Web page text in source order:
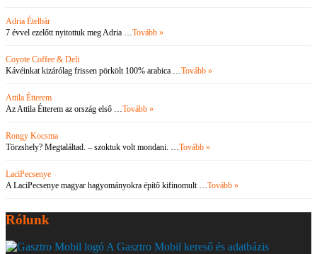
Adria Ételbár
7 évvel ezelőtt nyitottuk meg Adria …Tovább »
Coyote Coffee & Deli
Kávéinkat kizárólag frissen pörkölt 100% arabica …Tovább »
Attila Étterem
Az Attila Étterem az ország első …Tovább »
Rongy Kocsma
Törzshely? Megtaláltad. – szoktuk volt mondani. …Tovább »
LaciPecsenye
A LaciPecsenye magyar hagyományokra építő kifinomult …Tovább »
Rólunk
A Gasztro Mobil kereső és adatbázis